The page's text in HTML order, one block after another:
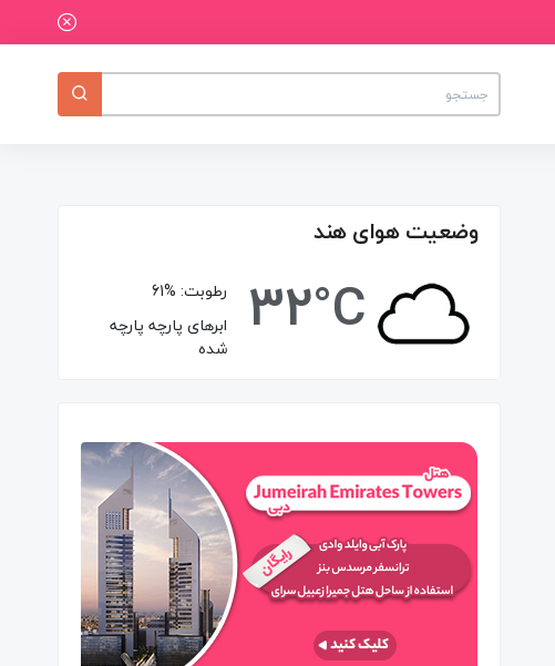
وضعیت هوای هند
32°C رطوبت: 61%
ابرهای پارچه پارچه
شده